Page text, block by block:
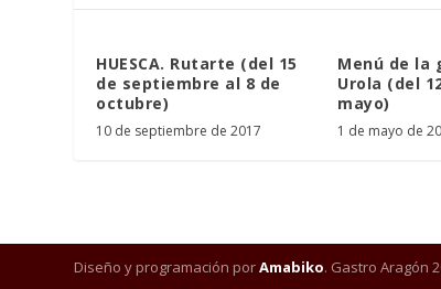
HUESCA. Rutarte (del 15
de septiembre al 8 de
octubre)
10 de septiembre de 2017
Menú de la
Urola (del
mayo)
1 de mayo de
Diseño y programación porAmabiko. Gastro Aragón